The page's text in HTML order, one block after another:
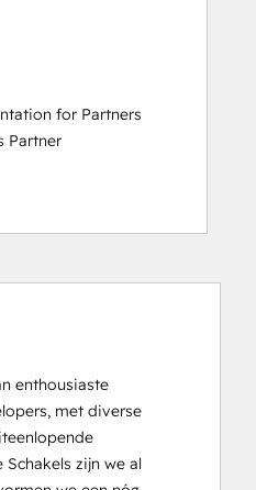
for Partners
Partner
enthousiaste
met diverse
Schakels zijn we al